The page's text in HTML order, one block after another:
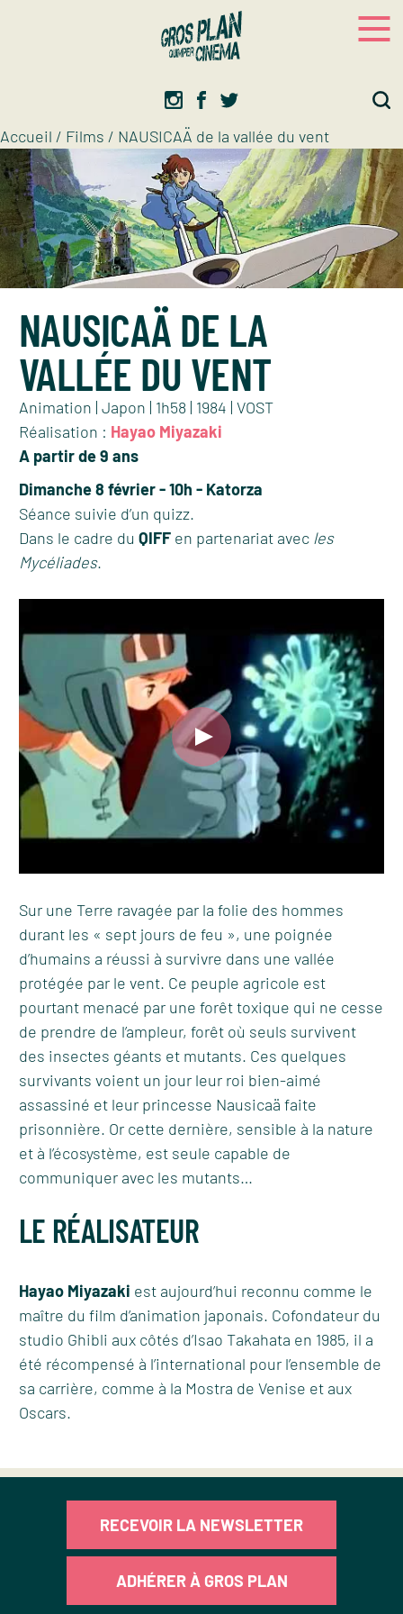
Accueil / Films / NAUSICAÄ de la vallée du vent
NAUSICAÄ DE LA
VALLÉE DU VENT
Animation | Japon | 1h58 | 1984 | VOST
Réalisation : Hayao Miyazaki
A partir de 9 ans
Dimanche 8 février - 10h - Katorza
Séance suivie d’un quizz.
Dans le cadre du QIFFen partenariat avec les
Mycéliades.
Sur une Terre ravagée par la folie des hommes
durant les « sept jours de feu », une poignée
d’humains a réussi à survivre dans une vallée
protégée par le vent. Ce peuple agricole est
pourtant menacé par une forêt toxique qui ne cesse
de prendre de l’ampleur, forêt où seuls survivent
des insectes géants et mutants. Ces quelques
survivants voient un jour leur roi bien-aimé
assassiné et leur princesse Nausicaä faite
prisonnière. Or cette dernière, sensible à la nature
et à l’écosystème, est seule capable de
communiquer avec les mutants…
LE RÉALISATEUR
Hayao Miyazaki est aujourd’hui reconnu comme le
maître du film d’animation japonais. Cofondateur du
studio Ghibli aux côtés d’Isao Takahata en 1985, il a
été récompensé à l’international pour l’ensemble de
sa carrière, comme à la Mostra de Venise et aux
Oscars.
RECEVOIR LA NEWSLETTER
ADHÉRER À GROS PLAN